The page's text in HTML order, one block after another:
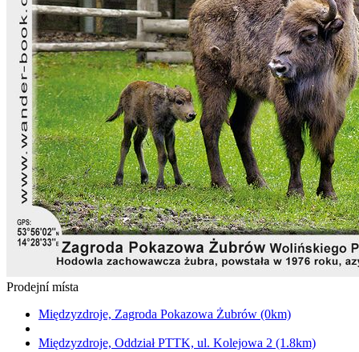
Prodejní místa
Międzyzdroje, Zagroda Pokazowa Żubrów (0km)
Międzyzdroje, Oddział PTTK, ul. Kolejowa 2 (1.8km)